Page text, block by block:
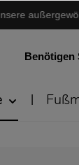
Benötigen